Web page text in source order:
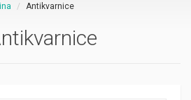
Antikvarnice